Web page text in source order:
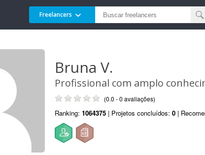
Freelancers
Bruna V.
Profissional com amplo
(0.0 - 0 avaliações)
Ranking: 1064375 | Projetos concluídos: 0 |